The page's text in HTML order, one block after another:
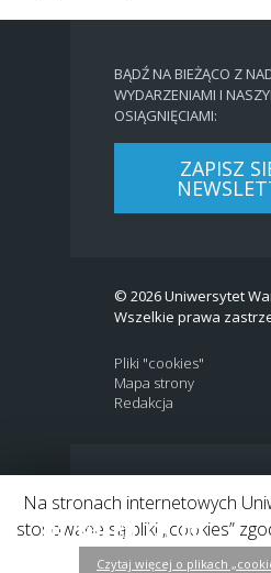
BĄDŹ NA BIEŻĄCO Z
WYDARZENIAMI I
OSIĄGNIĘCIAMI:
ZAPISZ
© 2026 Uniwersytet
Wszelkie prawa
Pliki "cookies"
Mapa strony
Redakcja
Link do profilu
Link to Twitter
Link do kanału
Link doLink do
Na stronach internetowych
stosowane są pliki „cookies”
Czytaj więcej o plikach